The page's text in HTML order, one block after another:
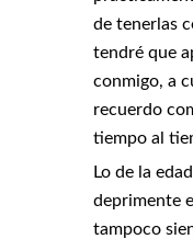
de tenerlas
tendré que
conmigo, a
recuerdo
tiempo al
Lo de la
deprimente
tampoco